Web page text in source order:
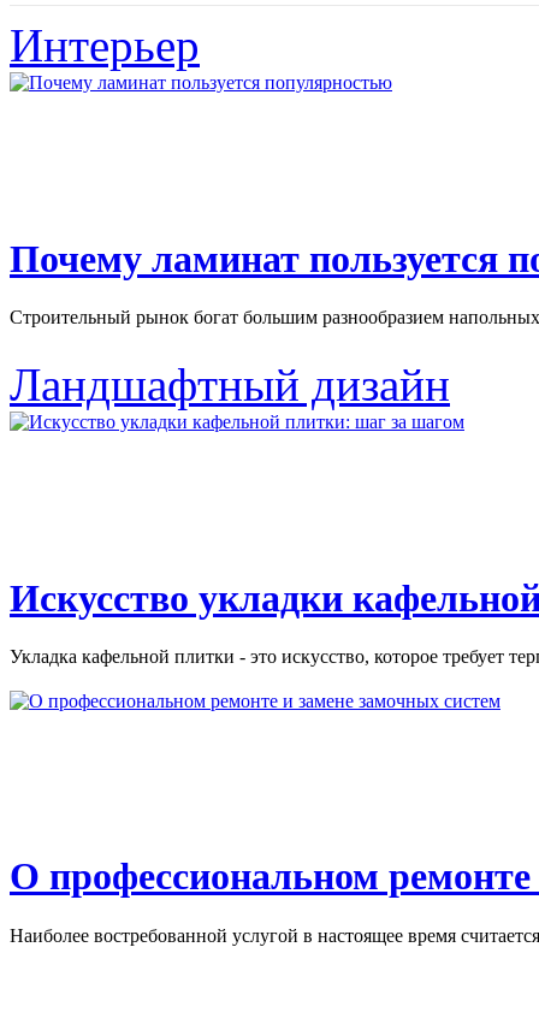
Интерьер
Почему ламинат пользуется
Строительный рынок богат большим разнообразием
Ландшафтный дизайн
Искусство укладки
Укладка кафельной плитки - это искусство, которое требует
О профессиональном
Наиболее востребованной услугой в настоящее время